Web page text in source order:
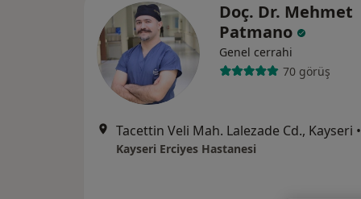
Doç. Dr. Mehmet
Patmano
Genel cerrahi
70 görüş
Tacettin Veli Mah. Lalezade Cd., Kayseri •
Kayseri Erciyes Hastanesi